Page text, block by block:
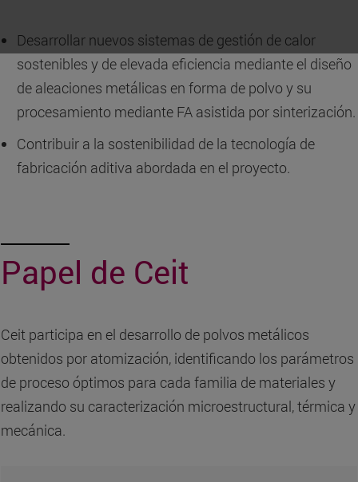
Desarrollar nuevos sistemas de gestión de calor
sostenibles y de elevada eficiencia mediante el diseño
de aleaciones metálicas en forma de polvo y su
procesamiento mediante FA asistida por sinterización.
Contribuir a la sostenibilidad de la tecnología de
fabricación aditiva abordada en el proyecto.
Papel de Ceit
Ceit participa en el desarrollo de polvos metálicos
obtenidos por atomización, identificando los parámetros
de proceso óptimos para cada familia de materiales y
realizando su caracterización microestructural, térmica y
mecánica.